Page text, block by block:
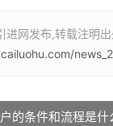
网发布,转载注明出
的条件和流程是什